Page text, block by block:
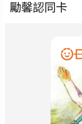
勵馨認同卡